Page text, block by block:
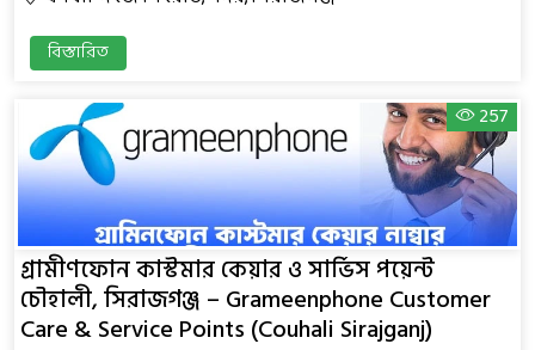
বিস্তারিত
257
গ্রামীণফোন কাস্টমার কেয়ার ও সার্ভিস পয়েন্ট
চৌহালী, সিরাজগঞ্জ – Grameenphone Customer
Care & Service Points (Couhali Sirajganj)